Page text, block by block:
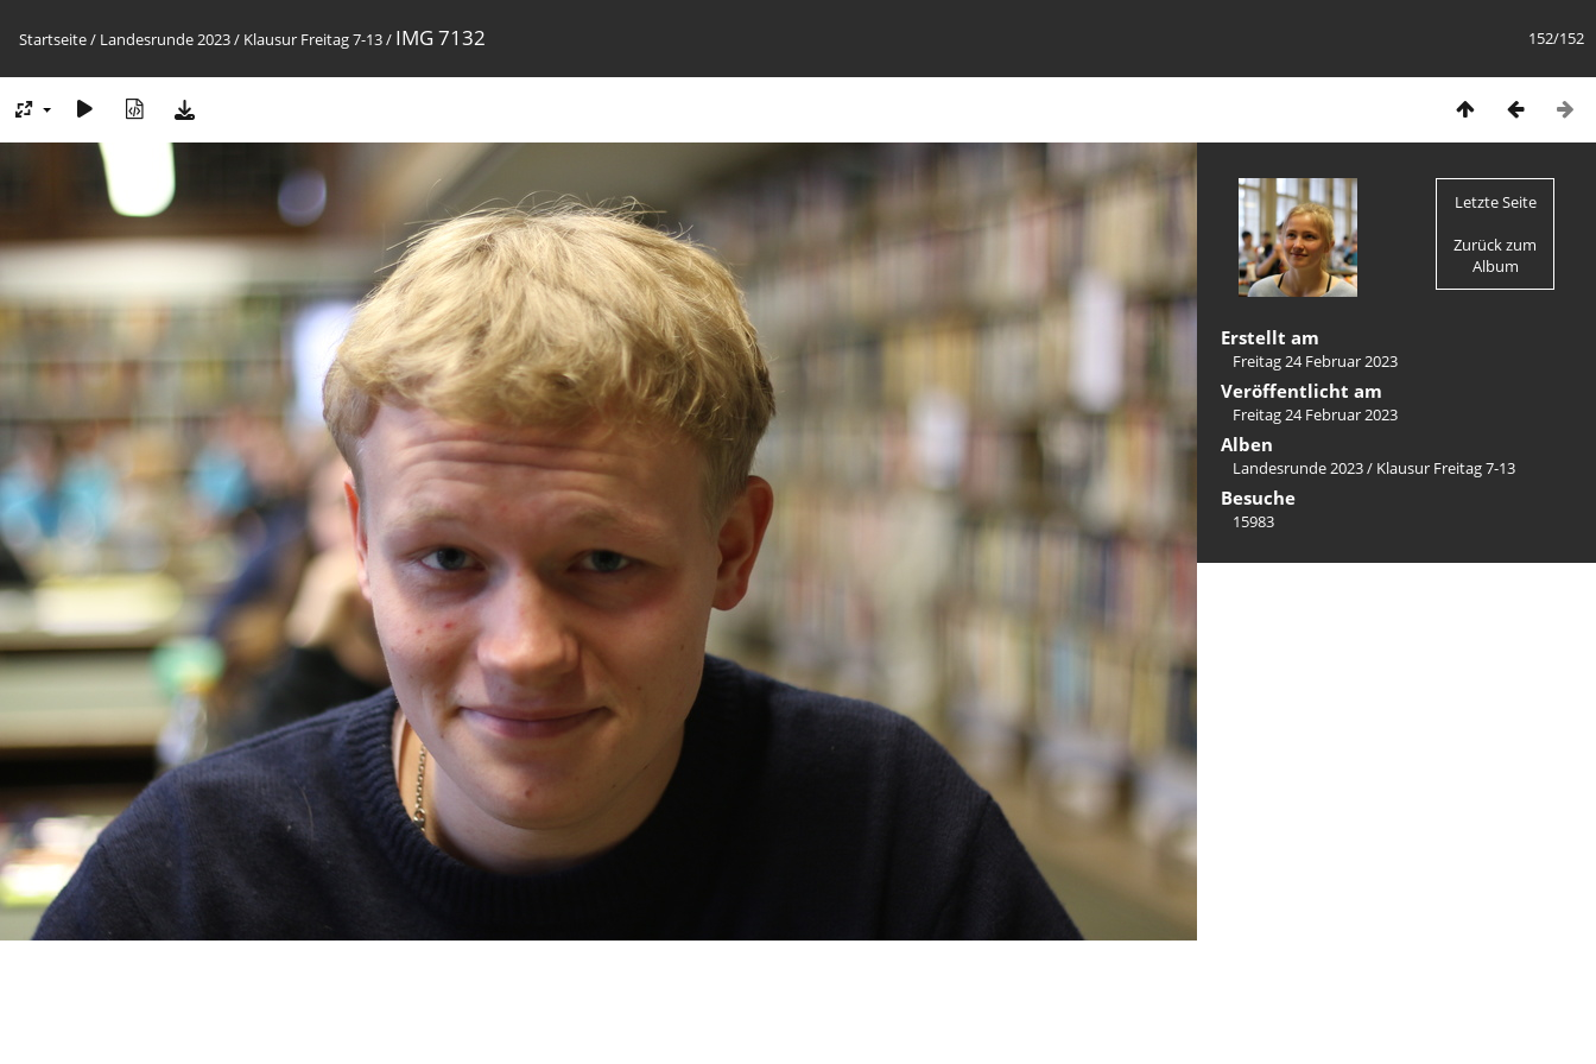
152/152
Startseite/ Landesrunde 2023/ Klausur Freitag 7-13/ IMG 7132
Letzte Seite
Zurück zum
Album
Erstellt am
Freitag 24 Februar 2023
Veröffentlicht am
Freitag 24 Februar 2023
Alben
Landesrunde 2023/ Klausur Freitag 7-13
Besuche
15983